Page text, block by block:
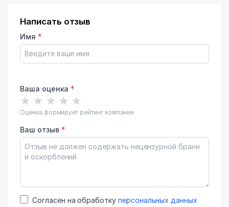
Написать отзыв
Имя *
Ваша оценка *
★ ★ ★ ★ ★
Оценка формирует рейтинг компании
Ваш отзыв *
Согласен на обработку персональных данных